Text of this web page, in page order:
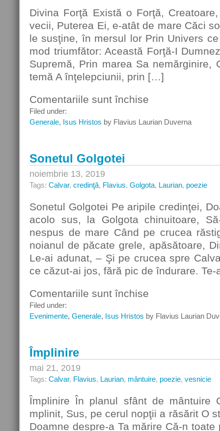
Divina Forţă Există o Forţă,
vecii, Puterea Ei, e-atât de mare Căci
le susţine, în mersul lor Prin Univers
mod triumfător: Această Forţă-I
Supremă, Prin marea Sa nemărginire,
temă A înţelepciunii, prin […]
Comentariile sunt închise
Forţă
Filed under:
Generale, Isus Hristos by Flavius Laurian Duverna
Sonetul Golgotei
noiembrie 13, 2019
Tags: Calvar, credinţă, Flavius, Golgota, Laurian, poezie
Sonetul Golgotei Pe aripile credinţei,
acolo sus, la Golgota chinuitoare,
nespus de mare Când pe crucea
noianul de păcate grele, apăsătoare,
Le-ai adunat, – Şi pe crucea spre
ce căzut-ai jos, fără pic de îndurare.
Comentariile sunt închise
Golgotei
Filed under:
Evenimente, Generale, Isus Hristos by Flavius Laurian
Împlinire
mai 21, 2019
Tags: Calvar, Flavius, Laurian, mântuire, poezie, vesnicie
Împlinire În planul sfânt de mântuire
mplinit, Sus, pe cerul nopţii a răsărit O
Doamne despre-a Ta mărire Că-n